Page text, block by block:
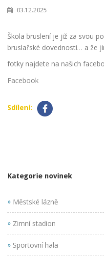
03.12.2025
Škola bruslení je již za svou
bruslařské dovednosti… a že
fotky najdete na našich
Facebook
Sdílení:
Kategorie novinek
» Městské lázně
» Zimní stadion
» Sportovní hala